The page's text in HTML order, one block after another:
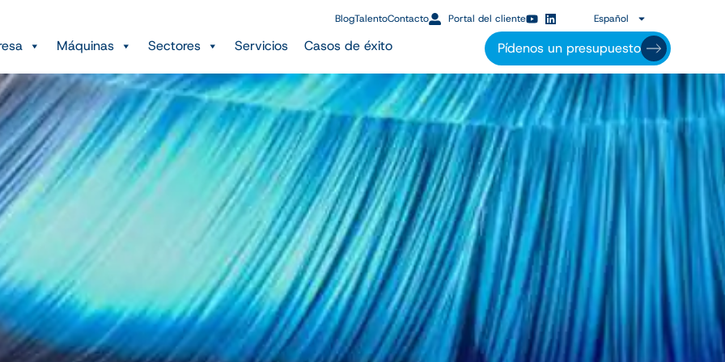
Máquinas Sectores Servicios Casos de éxito
BlogTalentoContacto Portal del cliente Español
Pídenos un presupuesto